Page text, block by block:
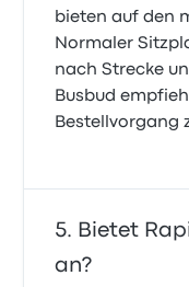
bieten auf den
Normaler
nach Strecke
Busbud
Bestellvorgang
Bietet
an?